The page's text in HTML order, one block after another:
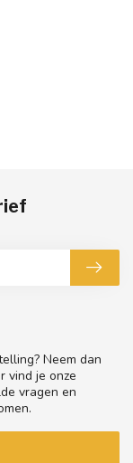
Neem dan
vind je onze
vragen en